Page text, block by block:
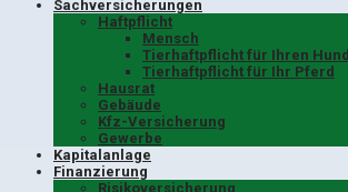
Sachversicherungen
Haftpflicht
Mensch
Tierhaftpflicht für Ihren Hund
Tierhaftpflicht für Ihr Pferd
Hausrat
Gebäude
Kfz-Versicherung
Gewerbe
Kapitalanlage
Finanzierung
Risikoversicherung